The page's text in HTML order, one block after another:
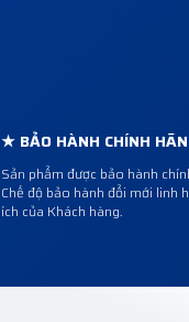
★ BẢO HÀNH CHÍNH
Sản phẩm được bảo hành
Chế độ bảo hành đổi mới linh
ích của Khách hàng.